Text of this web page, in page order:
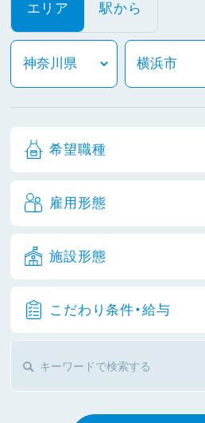
エリア 駅から
希望職種
雇用形態
施設形態
こだわり条件・給与